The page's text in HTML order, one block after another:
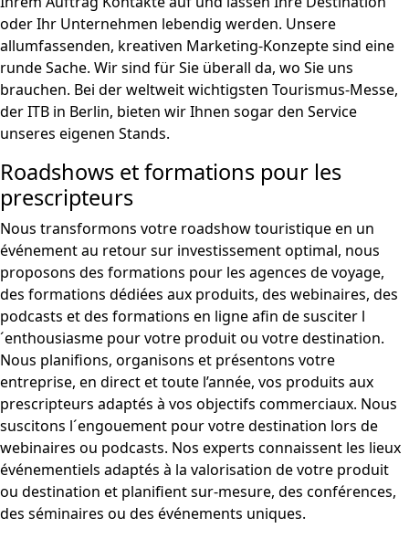
oder Ihr Unternehmen lebendig werden. Unsere
allumfassenden, kreativen Marketing-Konzepte sind eine
runde Sache. Wir sind für Sie überall da, wo Sie uns
brauchen. Bei der weltweit wichtigsten Tourismus-Messe,
der ITB in Berlin, bieten wir Ihnen sogar den Service
unseres eigenen Stands.
Roadshows et formations pour les
prescripteurs
Nous transformons votre roadshow touristique en un
événement au retour sur investissement optimal, nous
proposons des formations pour les agences de voyage,
des formations dédiées aux produits, des webinaires, des
podcasts et des formations en ligne afin de susciter l
´enthousiasme pour votre produit ou votre destination.
Nous planifions, organisons et présentons votre
entreprise, en direct et toute l’année, vos produits aux
prescripteurs adaptés à vos objectifs commerciaux. Nous
suscitons l´engouement pour votre destination lors de
webinaires ou podcasts. Nos experts connaissent les lieux
événementiels adaptés à la valorisation de votre produit
ou destination et planifient sur-mesure, des conférences,
des séminaires ou des événements uniques.